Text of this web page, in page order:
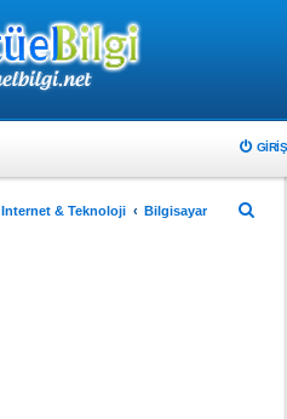
GIRIŞ
Internet & Teknoloji Bilgisayar